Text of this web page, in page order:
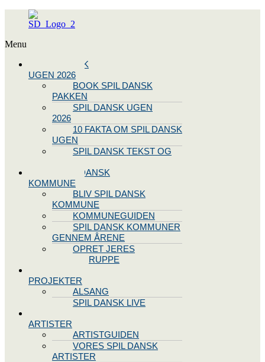
Menu
SPIL DANSK
UGEN 2026
BOOK SPIL DANSK
PAKKEN
SPIL DANSK UGEN
2026
10 FAKTA OM SPIL DANSK
UGEN
SPIL DANSK TEKST OG
BLIV SPIL DANSK
KOMMUNE
BLIV SPIL DANSK
KOMMUNE
KOMMUNEGUIDEN
SPIL DANSK KOMMUNER
GENNEM ÅRENE
OPRET JERES
STYREGRUPPE
PROJEKTER
ALSANG
SPIL DANSK LIVE
ARTISTER
ARTISTGUIDEN
VORES SPIL DANSK
ARTISTER